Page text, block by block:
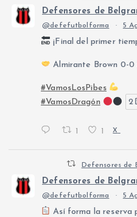
Defensores de
@defefutbolforma · 5
¡Final del primer
Almirante Brown 0-0
#VamosLosPibes
#VamosDragón
2
1 1 X
Defensores de
Defensores de
@defefutbolforma · 5
Así forma la reserva